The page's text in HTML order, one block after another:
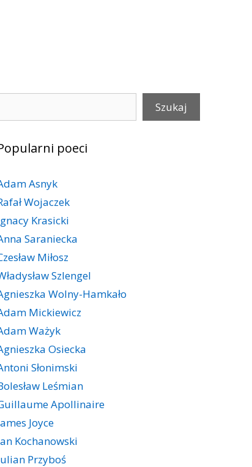
Szukaj
poeci
Asnyk
Wojaczek
Krasicki
Saraniecka
Miłosz
Szlengel
Wolny-Hamkało
Mickiewicz
Ważyk
Osiecka
Słonimski
Leśmian
Apollinaire
Joyce
Kochanowski
Przyboś